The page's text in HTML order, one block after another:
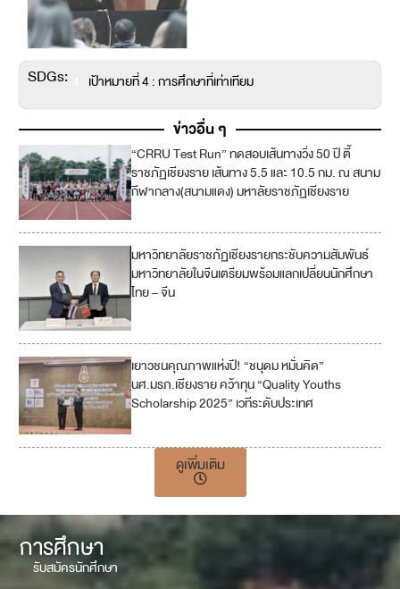
SDGs: เป้าหมายที่ 4 : การศึกษาที่เท่าเทียม
ข่าวอื่น ๆ
“CRRU Test Run” ทดสอบเส้นทางวิ่ง 50 ปี ตี้
ราชภัฏเชียงราย เส้นทาง 5.5 และ 10.5 กม. ณ สนาม
กีฬากลาง(สนามแดง) มหาลัยราชภัฏเชียงราย
มหาวิทยาลัยราชภัฏเชียงรายกระชับความสัมพันธ์
มหาวิทยาลัยในจีนเตรียมพร้อมแลกเปลี่ยนนักศึกษา
ไทย – จีน
เยาวชนคุณภาพแห่งปี! “ชนุดม หมั่นคิด”
นศ.มรภ.เชียงราย คว้าทุน “Quality Youths
Scholarship 2025” เวทีระดับประเทศ
ดูเพิ่มเติม
การศึกษา
รับสมัครนักศึกษา